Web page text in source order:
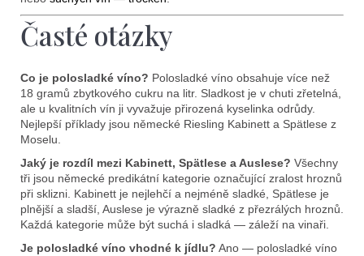
Časté otázky
Co je polosladké víno? Polosladké víno obsahuje více než
18 gramů zbytkového cukru na litr. Sladkost je v chuti zřetelná,
ale u kvalitních vín ji vyvažuje přirozená kyselinka odrůdy.
Nejlepší příklady jsou německé Riesling Kabinett a Spätlese z
Moselu.
Jaký je rozdíl mezi Kabinett, Spätlese a Auslese? Všechny
tři jsou německé predikátní kategorie označující zralost hroznů
při sklizni. Kabinett je nejlehčí a nejméně sladké, Spätlese je
plnější a sladší, Auslese je výrazně sladké z přezrálých hroznů.
Každá kategorie může být suchá i sladká — záleží na vinaři.
Je polosladké víno vhodné k jídlu? Ano — polosladké víno